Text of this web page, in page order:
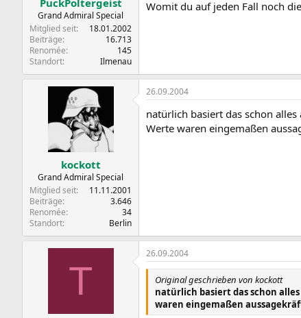
PuckPoltergeist
Grand Admiral Special
Mitglied seit
18.01.2002
Beiträge
16.713
Renomée
145
Standort
Ilmenau
Womit du auf jeden Fall noch
kockott
Grand Admiral Special
Mitglied seit
11.11.2001
Beiträge
3.646
Renomée
34
Standort
Berlin
26.09.2004
natürlich basiert das schon
Werte waren eingemaßen
T
26.09.2004
Original geschrieben von kockott
natürlich basiert das schon
waren eingemaßen